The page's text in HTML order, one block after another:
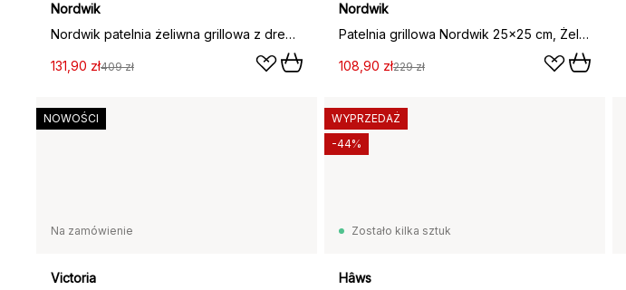
Nordwik
Nordwik patelnia żeliwna grillowa z drewnianą rączką, 28 cm
131,90 zł409 zł
Nordwik
Patelnia grillowa Nordwik 25x25 cm, Żeliwo-czarny
108,90 zł229 zł
Na zamówienie
Victoria
NOWOŚCI
Zostało kilka sztuk
Hâws
WYPRZEDAŻ
-44%